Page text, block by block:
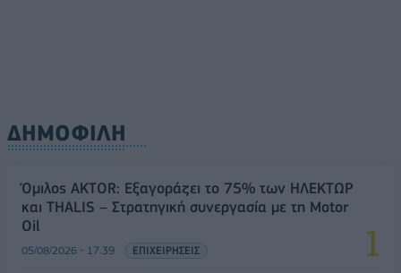
ΔΗΜΟΦΙΛΗ
Όμιλος AKTOR: Εξαγοράζει το 75% των ΗΛΕΚΤΩΡ
και THALIS – Στρατηγική συνεργασία με τη Motor
Oil
05/08/2026 - 17:39 ΕΠΙΧΕΙΡΗΣΕΙΣ